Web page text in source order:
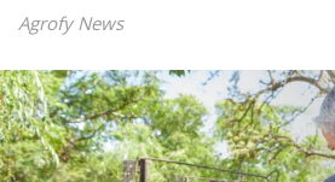
Agrofy News